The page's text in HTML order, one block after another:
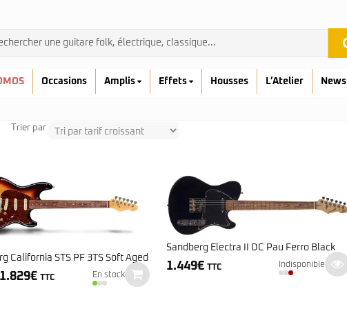
Ibanez
kremona
Yamaha
Occasions Amplis Effets Housses L’Atelier News
Trier par
California STS PF 3TS Soft Aged
Le
1.829€LeTTC En stock
Sandberg Electra II DC Pau Ferro Black
1.449€ TTC Indisponible